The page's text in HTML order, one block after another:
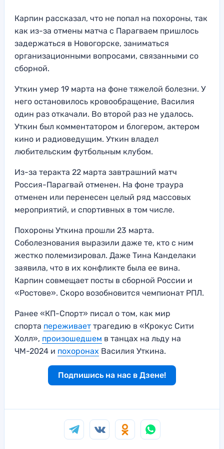
Карпин рассказал, что не попал на похороны, так
как из-за отмены матча с Парагваем пришлось
задержаться в Новогорске, заниматься
организационными вопросами, связанными со
сборной.
Уткин умер 19 марта на фоне тяжелой болезни. У
него остановилось кровообращение, Василия
один раз откачали. Во второй раз не удалось.
Уткин был комментатором и блогером, актером
кино и радиоведущим. Уткин владел
любительским футбольным клубом.
Из-за теракта 22 марта завтрашний матч
Россия-Парагвай отменен. На фоне траура
отменен или перенесен целый ряд массовых
мероприятий, и спортивных в том числе.
Похороны Уткина прошли 23 марта.
Соболезнования выразили даже те, кто с ним
жестко полемизировал. Даже Тина Канделаки
заявила, что в их конфликте была ее вина.
Карпин совмещает посты в сборной России и
«Ростове». Скоро возобновится чемпионат РПЛ.
Ранее «КП-Спорт» писал о том, как мир
спорта переживает трагедию в «Крокус Сити
Холл», произошедшем в танцах на льду на
ЧМ-2024 и похоронах Василия Уткина.
Подпишись на нас в Дзене!